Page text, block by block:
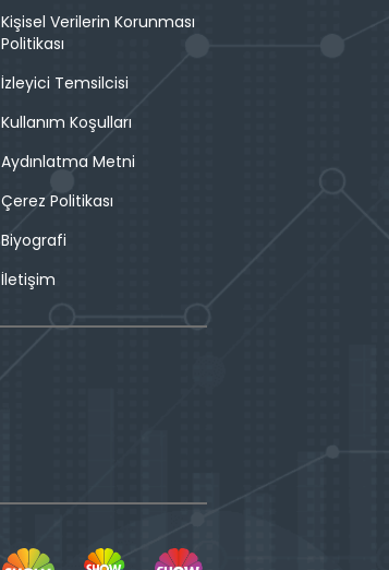
Kişisel Verilerin Korunması
Politikası
İzleyici Temsilcisi
Kullanım Koşulları
Aydınlatma Metni
Çerez Politikası
Biyografi
İletişim